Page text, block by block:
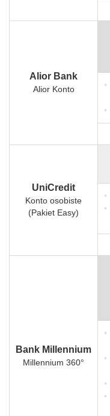
Alior Bank
Alior Konto
UniCredit
Konto osobiste
(Pakiet Easy)
Bank Millennium
Millennium 360°